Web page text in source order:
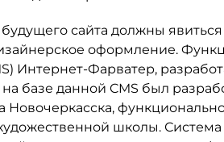
сайта должны
оформление.
Интернет-Фарватер,
на базе данной CMS был
Новочеркасска,
школы.